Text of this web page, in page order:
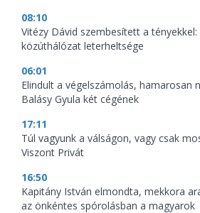
08:10
Vitézy Dávid szembesített a
közúthálózat leterheltsége
06:01
Elindult a végelszámolás, hamarosan
Balásy Gyula két cégének
17:11
Túl vagyunk a válságon, vagy csak
Viszont Privát
16:50
Kapitány István elmondta, mekkora
az önkéntes spórolásban a magyarok